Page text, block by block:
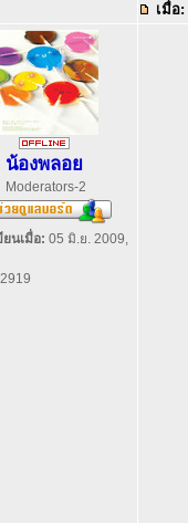
เมื่อ:
น้องพลอย
Moderators-2
ยนเมื่อ: 05 มิ.ย. 2009,
2919